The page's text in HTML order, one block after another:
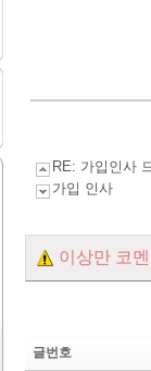
RE: 가입인사
가입 인사
이상만 코
글번호